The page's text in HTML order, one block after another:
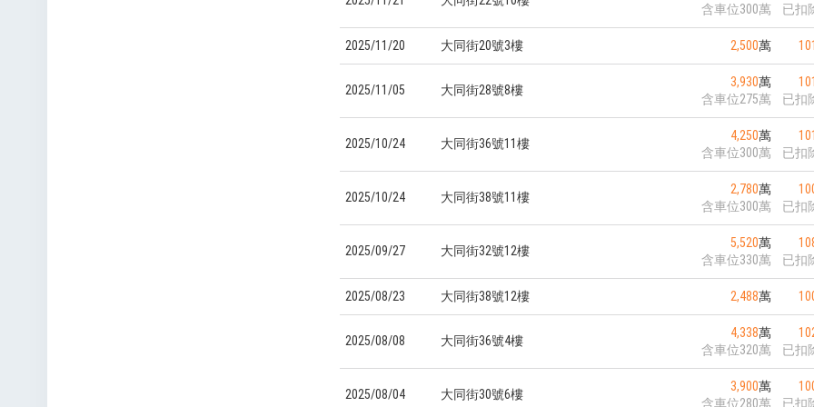
含車位300萬 已扣
2025/11/20 大同街20號3樓 2,500萬
2025/11/05 大同街28號8樓
3,930萬
含車位275萬
已扣
2025/10/24 大同街36號11樓
4,250萬
含車位300萬
已扣
2025/10/24 大同街38號11樓
2,780萬
含車位300萬
已扣
2025/09/27 大同街32號12樓
5,520萬
含車位330萬
已扣
2025/08/23 大同街38號12樓 2,488萬
2025/08/08 大同街36號4樓
4,338萬
含車位320萬
已扣
2025/08/04 大同街30號6樓
3,900萬
含車位280萬
已扣